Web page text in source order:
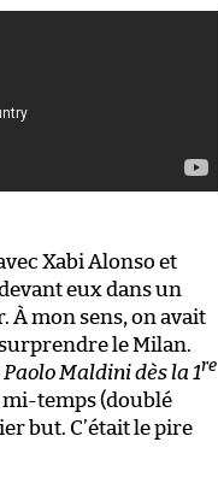
Xabi Alonso et
eux dans un
À mon sens, on avait
le Milan.
Maldini dès la 1re
mi-temps (doublé
but. C’était le pire